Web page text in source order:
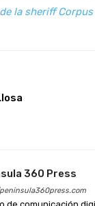
la sheriff Corpus
360 Press